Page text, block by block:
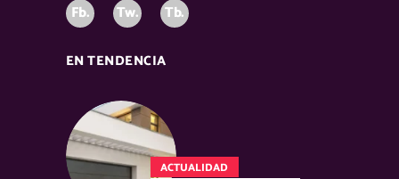
Fb. Tw. Tb.
EN TENDENCIA
ACTUALIDAD